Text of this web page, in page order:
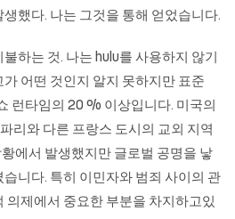
했다. 나는 그것을 통해 얻었습니다.
하는 것. 나는 hulu를 사용하지 않기
어떤 것인지 알지 못하지만 표준
런타임의 20 % 이상입니다. 미국의
리와 다른 프랑스 도시의 교외 지역
에서 발생했지만 글로벌 공명을 낳
니다. 특히 이민자와 범죄 사이의 관
의제에서 중요한 부분을 차지하고있